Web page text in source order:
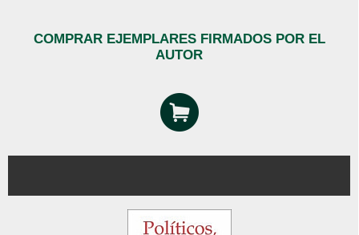
COMPRAR EJEMPLARES FIRMADOS POR EL
AUTOR